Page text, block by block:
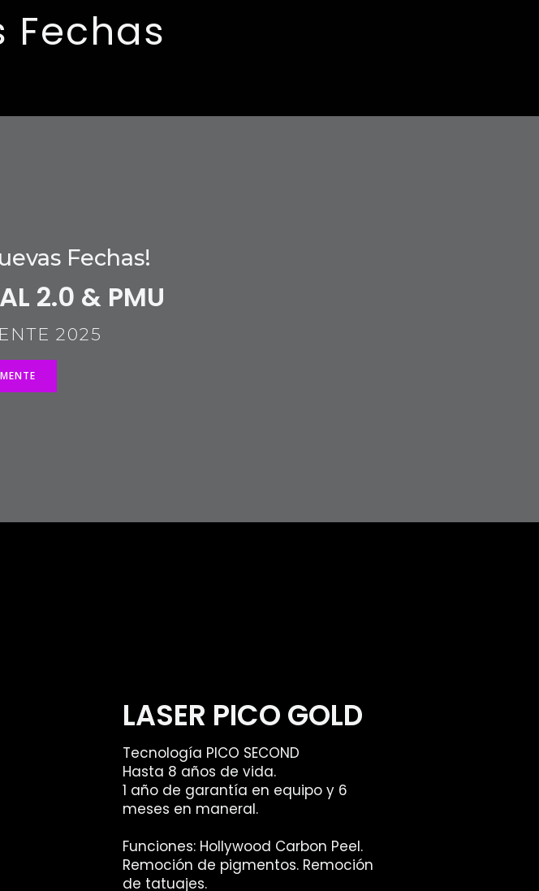
Fechas
Fechas!
2.0 & PMU
2025
LASER PICO GOLD
Tecnología PICO SECOND
Hasta 8 años de vida.
1 año de garantía en equipo y 6
meses en maneral.
Funciones: Hollywood Carbon Peel.
Remoción de pigmentos. Remoción
de tatuajes.